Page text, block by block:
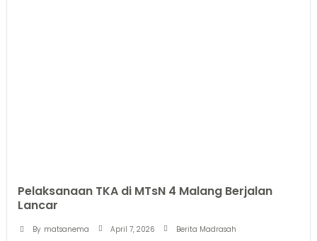
Pelaksanaan TKA di MTsN 4 Malang Berjalan
Lancar
By matsanema April 7, 2026 Berita Madrasah